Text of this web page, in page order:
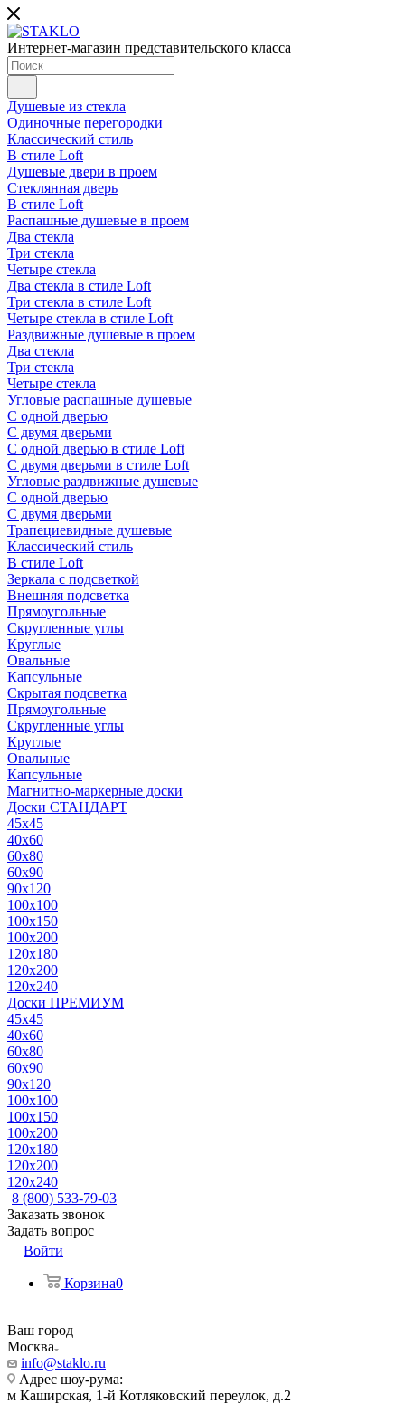
Интернет-магазин представительского класса
Душевые из стекла
Одиночные перегородки
Классический стиль
В стиле Loft
Душевые двери в проем
Стеклянная дверь
В стиле Loft
Распашные душевые в проем
Два стекла
Три стекла
Четыре стекла
Два стекла в стиле Loft
Три стекла в стиле Loft
Четыре стекла в стиле Loft
Раздвижные душевые в проем
Два стекла
Три стекла
Четыре стекла
Угловые распашные душевые
С одной дверью
С двумя дверьми
С одной дверью в стиле Loft
С двумя дверьми в стиле Loft
Угловые раздвижные душевые
С одной дверью
С двумя дверьми
Трапециевидные душевые
Классический стиль
В стиле Loft
Зеркала с подсветкой
Внешняя подсветка
Прямоугольные
Скругленные углы
Круглые
Овальные
Капсульные
Скрытая подсветка
Прямоугольные
Скругленные углы
Круглые
Овальные
Капсульные
Магнитно-маркерные доски
Доски СТАНДАРТ
45x45
40x60
60x80
60x90
90x120
100x100
100x150
100x200
120x180
120x200
120x240
Доски ПРЕМИУМ
45x45
40x60
60x80
60x90
90x120
100x100
100x150
100x200
120x180
120x200
120x240
8 (800) 533-79-03
Заказать звонок
Задать вопрос
Войти
Корзина0
Ваш город
Москва
info@staklo.ru
Адрес шоу-рума:
м Каширская, 1-й Котляковский переулок, д.2